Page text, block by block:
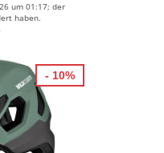
um 01:17; der
haben.
- 10%